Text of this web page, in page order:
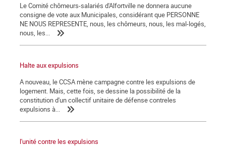
Le Comité chômeurs-salariés d'Alfortville ne donnera aucune
consigne de vote aux Municipales, considérant que PERSONNE
NE NOUS REPRESENTE, nous, les chômeurs, nous, les mal-logés,
nous, les...
Halte aux expulsions
A nouveau, le CCSA mène campagne contre les expulsions de
logement. Mais, cette fois, se dessine la possibilité de la
constitution d'un collectif unitaire de défense contreles
expulsions à...
l'unité contre les expulsions